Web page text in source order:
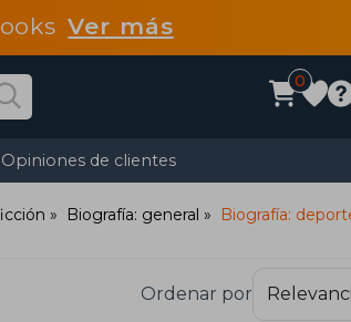
Ver más
0
Opiniones de clientes
Biografía: general Biografía:
Ordenar por